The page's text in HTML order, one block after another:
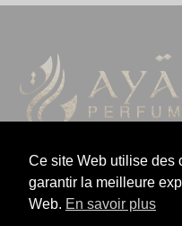
CONTACTEZ-NOUS :
AYAT PERFUMES :
Ce site Web utilise des
garantir la meilleure
Web. En savoir plus